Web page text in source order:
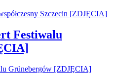
Festiwalu